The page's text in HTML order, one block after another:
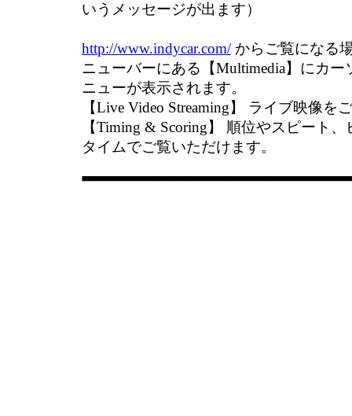
いうメッセージが出ます）
http://www.indycar.com/からご覧になる
ニューバーにある【Multimedia】にカ
ニューが表示されます。
【Live Video Streaming】 ライブ映像を
【Timing & Scoring】 順位やスピート
タイムでご覧いただけます。